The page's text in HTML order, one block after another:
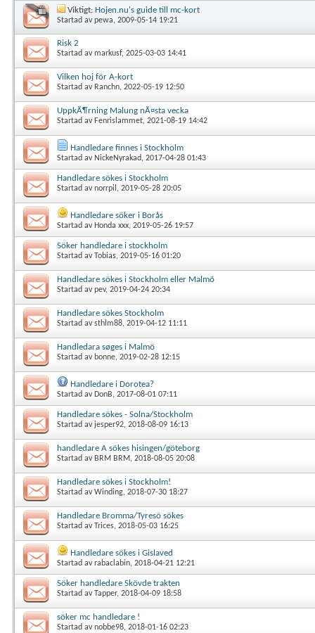
Viktigt: Hojen.nu's guide till mc-kort
Startad avpewa, 2009-05-14 19:21
Risk 2
Startad avmarkusf, 2025-03-03 14:41
Vilken hoj för A-kort
Startad av Ranchn, 2022-05-19 12:50
UppkÃ¶rning Malung nÃ¤sta vecka
Startad av Fenrislammet, 2021-08-19 14:42
Handledare finnes i Stockholm
Startad av NickeNyrakad, 2017-04-28 01:43
Handledare sökes i Stockholm
Startad avnorrpil , 2019-05-28 20:05
Handledare söker i Borås
Startad av Honda xxx, 2019-05-26 19:57
Söker handledare i stockholm
Startad avTobias, 2019-05-16 01:20
Handledare sökes i Stockholm eller Malmö
Startad avpev, 2019-04-24 20:34
Handledare sökes Stockholm
Startad avsthlm88, 2019-04-12 11:11
Handledara søges i Malmö
Startad av bonne, 2019-02-28 12:15
Handledare i Dorotea?
Startad av DonB, 2017-08-01 07:11
Handledare sökes - Solna/Stockholm
Startad av jesper92, 2018-08-09 16:13
handledare A sökes hisingen/göteborg
Startad av BRM BRM, 2018-08-05 20:08
Handledare sökes i Stockholm!
Startad avWinding, 2018-07-30 18:27
Handledare Bromma/Tyresö sökes
Startad avTrices, 2018-05-03 16:25
Handledare sökes i Gislaved
Startad avrabaclabin, 2018-04-21 12:21
Söker handledare Skövde trakten
Startad avTapper, 2018-04-09 18:58
söker mc handledare !
Startad avnobbe98, 2018-01-16 02:23